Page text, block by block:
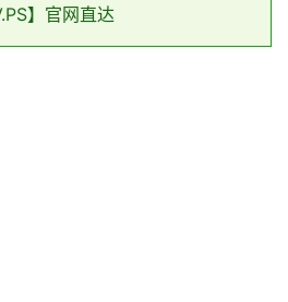
】官网直达